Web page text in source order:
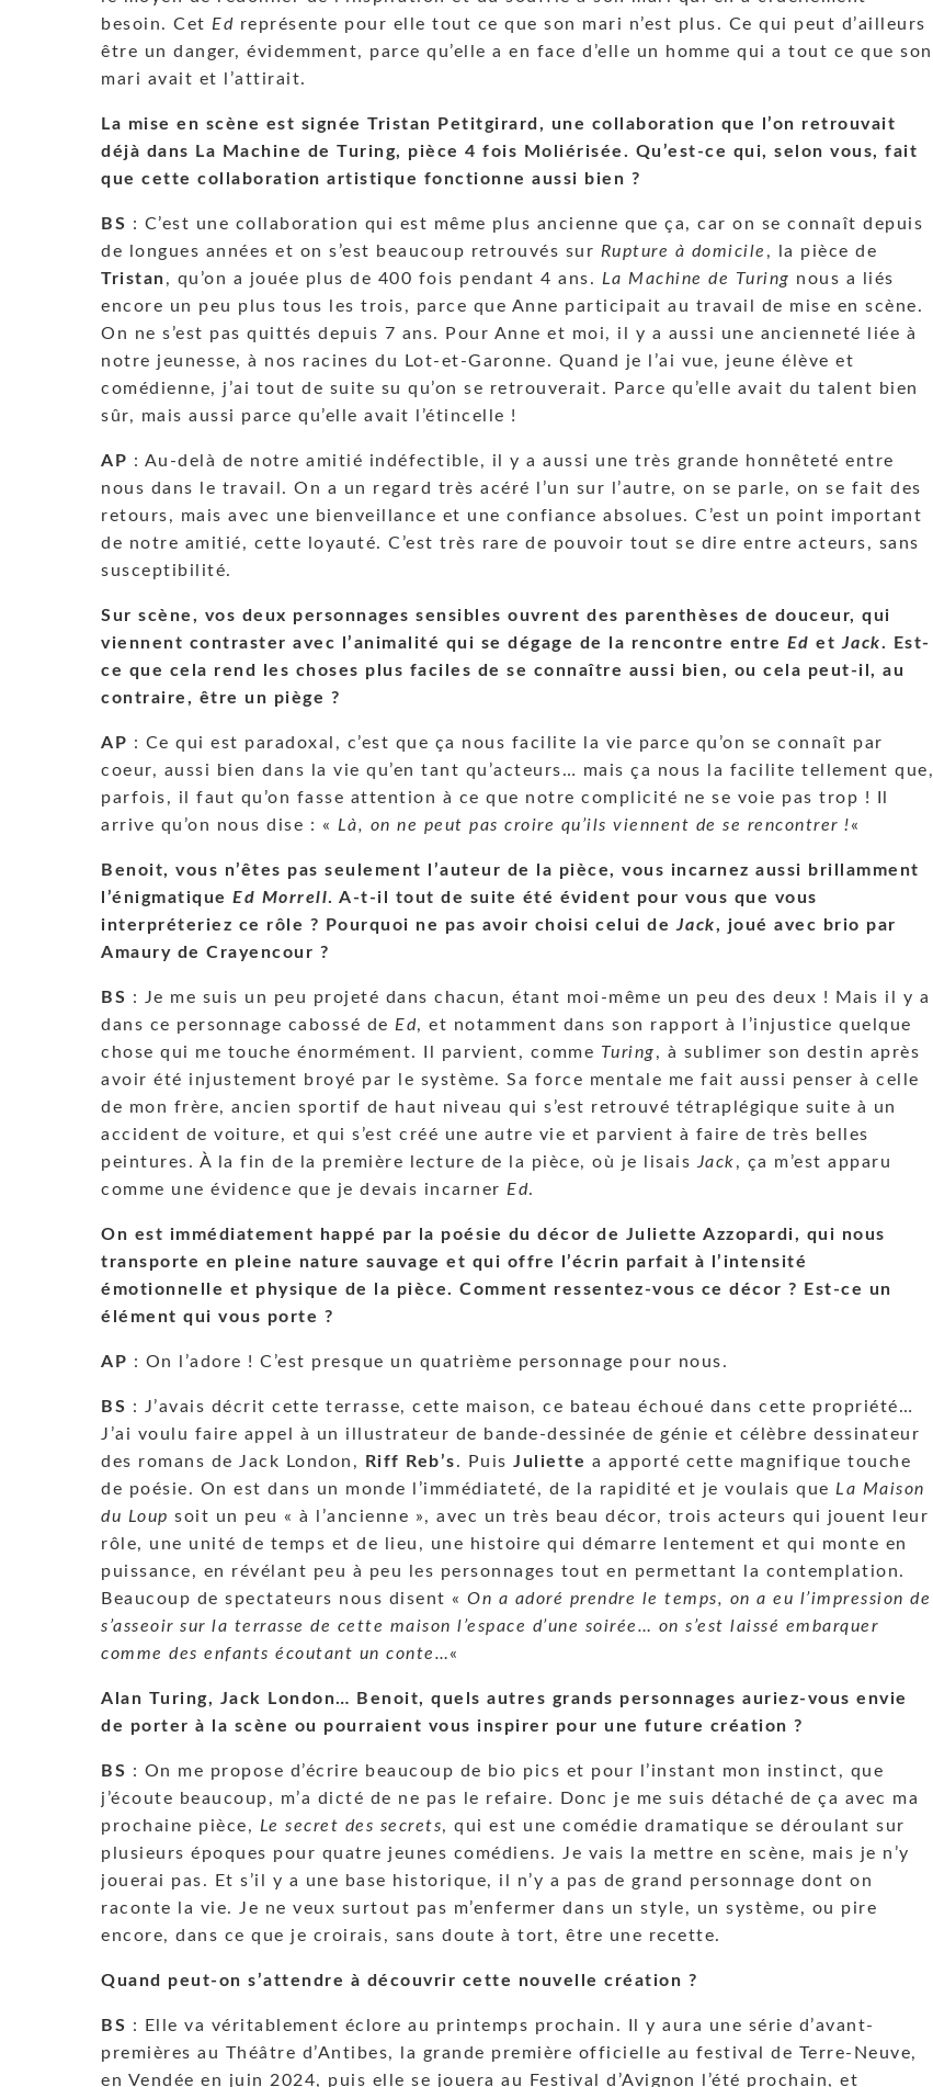
besoin. Cet Ed représente pour elle tout ce que son mari n’est plus. Ce qui peut d’ailleurs
être un danger, évidemment, parce qu’elle a en face d’elle un homme qui a tout ce que son
mari avait et l’attirait.
La mise en scène est signée Tristan Petitgirard, une collaboration que l’on retrouvait
déjà dans La Machine de Turing, pièce 4 fois Moliérisée. Qu’est-ce qui, selon vous, fait
que cette collaboration artistique fonctionne aussi bien ?
BS : C’est une collaboration qui est même plus ancienne que ça, car on se connaît depuis
de longues années et on s’est beaucoup retrouvés sur Rupture à domicile , la pièce de
Tristan, qu’on a jouée plus de 400 fois pendant 4 ans. La Machine de Turing nous a liés
encore un peu plus tous les trois, parce que Anne participait au travail de mise en scène.
On ne s’est pas quittés depuis 7 ans. Pour Anne et moi, il y a aussi une ancienneté liée à
notre jeunesse, à nos racines du Lot-et-Garonne. Quand je l’ai vue, jeune élève et
comédienne, j’ai tout de suite su qu’on se retrouverait. Parce qu’elle avait du talent bien
sûr, mais aussi parce qu’elle avait l’étincelle !
AP : Au-delà de notre amitié indéfectible, il y a aussi une très grande honnêteté entre
nous dans le travail. On a un regard très acéré l’un sur l’autre, on se parle, on se fait des
retours, mais avec une bienveillance et une confiance absolues. C’est un point important
de notre amitié, cette loyauté. C’est très rare de pouvoir tout se dire entre acteurs, sans
susceptibilité.
Sur scène, vos deux personnages sensibles ouvrent des parenthèses de douceur, qui
viennent contraster avec l’animalité qui se dégage de la rencontre entre Ed et Jack. Est-
ce que cela rend les choses plus faciles de se connaître aussi bien, ou cela peut-il, au
contraire, être un piège ?
AP : Ce qui est paradoxal, c’est que ça nous facilite la vie parce qu’on se connaît par
coeur, aussi bien dans la vie qu’en tant qu’acteurs… mais ça nous la facilite tellement que,
parfois, il faut qu’on fasse attention à ce que notre complicité ne se voie pas trop ! Il
arrive qu’on nous dise : « Là, on ne peut pas croire qu’ils viennent de se rencontrer !«
Benoit, vous n’êtes pas seulement l’auteur de la pièce, vous incarnez aussi brillamment
l’énigmatique Ed Morrell. A-t-il tout de suite été évident pour vous que vous
interpréteriez ce rôle ? Pourquoi ne pas avoir choisi celui de Jack, joué avec brio par
Amaury de Crayencour ?
BS : Je me suis un peu projeté dans chacun, étant moi-même un peu des deux ! Mais il y a
dans ce personnage cabossé de Ed, et notamment dans son rapport à l’injustice quelque
chose qui me touche énormément. Il parvient, comme Turing, à sublimer son destin après
avoir été injustement broyé par le système. Sa force mentale me fait aussi penser à celle
de mon frère, ancien sportif de haut niveau qui s’est retrouvé tétraplégique suite à un
accident de voiture, et qui s’est créé une autre vie et parvient à faire de très belles
peintures. À la fin de la première lecture de la pièce, où je lisais Jack, ça m’est apparu
comme une évidence que je devais incarner Ed.
On est immédiatement happé par la poésie du décor de Juliette Azzopardi, qui nous
transporte en pleine nature sauvage et qui offre l’écrin parfait à l’intensité
émotionnelle et physique de la pièce. Comment ressentez-vous ce décor ? Est-ce un
élément qui vous porte ?
AP : On l’adore ! C’est presque un quatrième personnage pour nous.
BS : J’avais décrit cette terrasse, cette maison, ce bateau échoué dans cette propriété…
J’ai voulu faire appel à un illustrateur de bande-dessinée de génie et célèbre dessinateur
des romans de Jack London,
Riff Reb’s. Puis Juliette a apporté cette magnifique touche
de poésie. On est dans un monde l’immédiateté, de la rapidité et je voulais que La Maison
du Loup soit un peu « à l’ancienne », avec un très beau décor, trois acteurs qui jouent leur
rôle, une unité de temps et de lieu, une histoire qui démarre lentement et qui monte en
puissance, en révélant peu à peu les personnages tout en permettant la contemplation.
Beaucoup de spectateurs nous disent « On a adoré prendre le temps, on a eu l’impression de
s’asseoir sur la terrasse de cette maison l’espace d’une soirée… on s’est laissé embarquer
comme des enfants écoutant un conte…«
Alan Turing, Jack London… Benoit, quels autres grands personnages auriez-vous envie
de porter à la scène ou pourraient vous inspirer pour une future création ?
BS : On me propose d’écrire beaucoup de bio pics et pour l’instant mon instinct, que
j’écoute beaucoup, m’a dicté de ne pas le refaire. Donc je me suis détaché de ça avec ma
prochaine pièce, Le secret des secrets, qui est une comédie dramatique se déroulant sur
plusieurs époques pour quatre jeunes comédiens. Je vais la mettre en scène, mais je n’y
jouerai pas. Et s’il y a une base historique, il n’y a pas de grand personnage dont on
raconte la vie. Je ne veux surtout pas m’enfermer dans un style, un système, ou pire
encore, dans ce que je croirais, sans doute à tort, être une recette.
Quand peut-on s’attendre à découvrir cette nouvelle création ?
BS : Elle va véritablement éclore au printemps prochain. Il y aura une série d’avant-
premières au Théâtre d’Antibes, la grande première officielle au festival de Terre-Neuve,
en Vendée en juin 2024, puis elle se jouera au Festival d’Avignon l’été prochain, et